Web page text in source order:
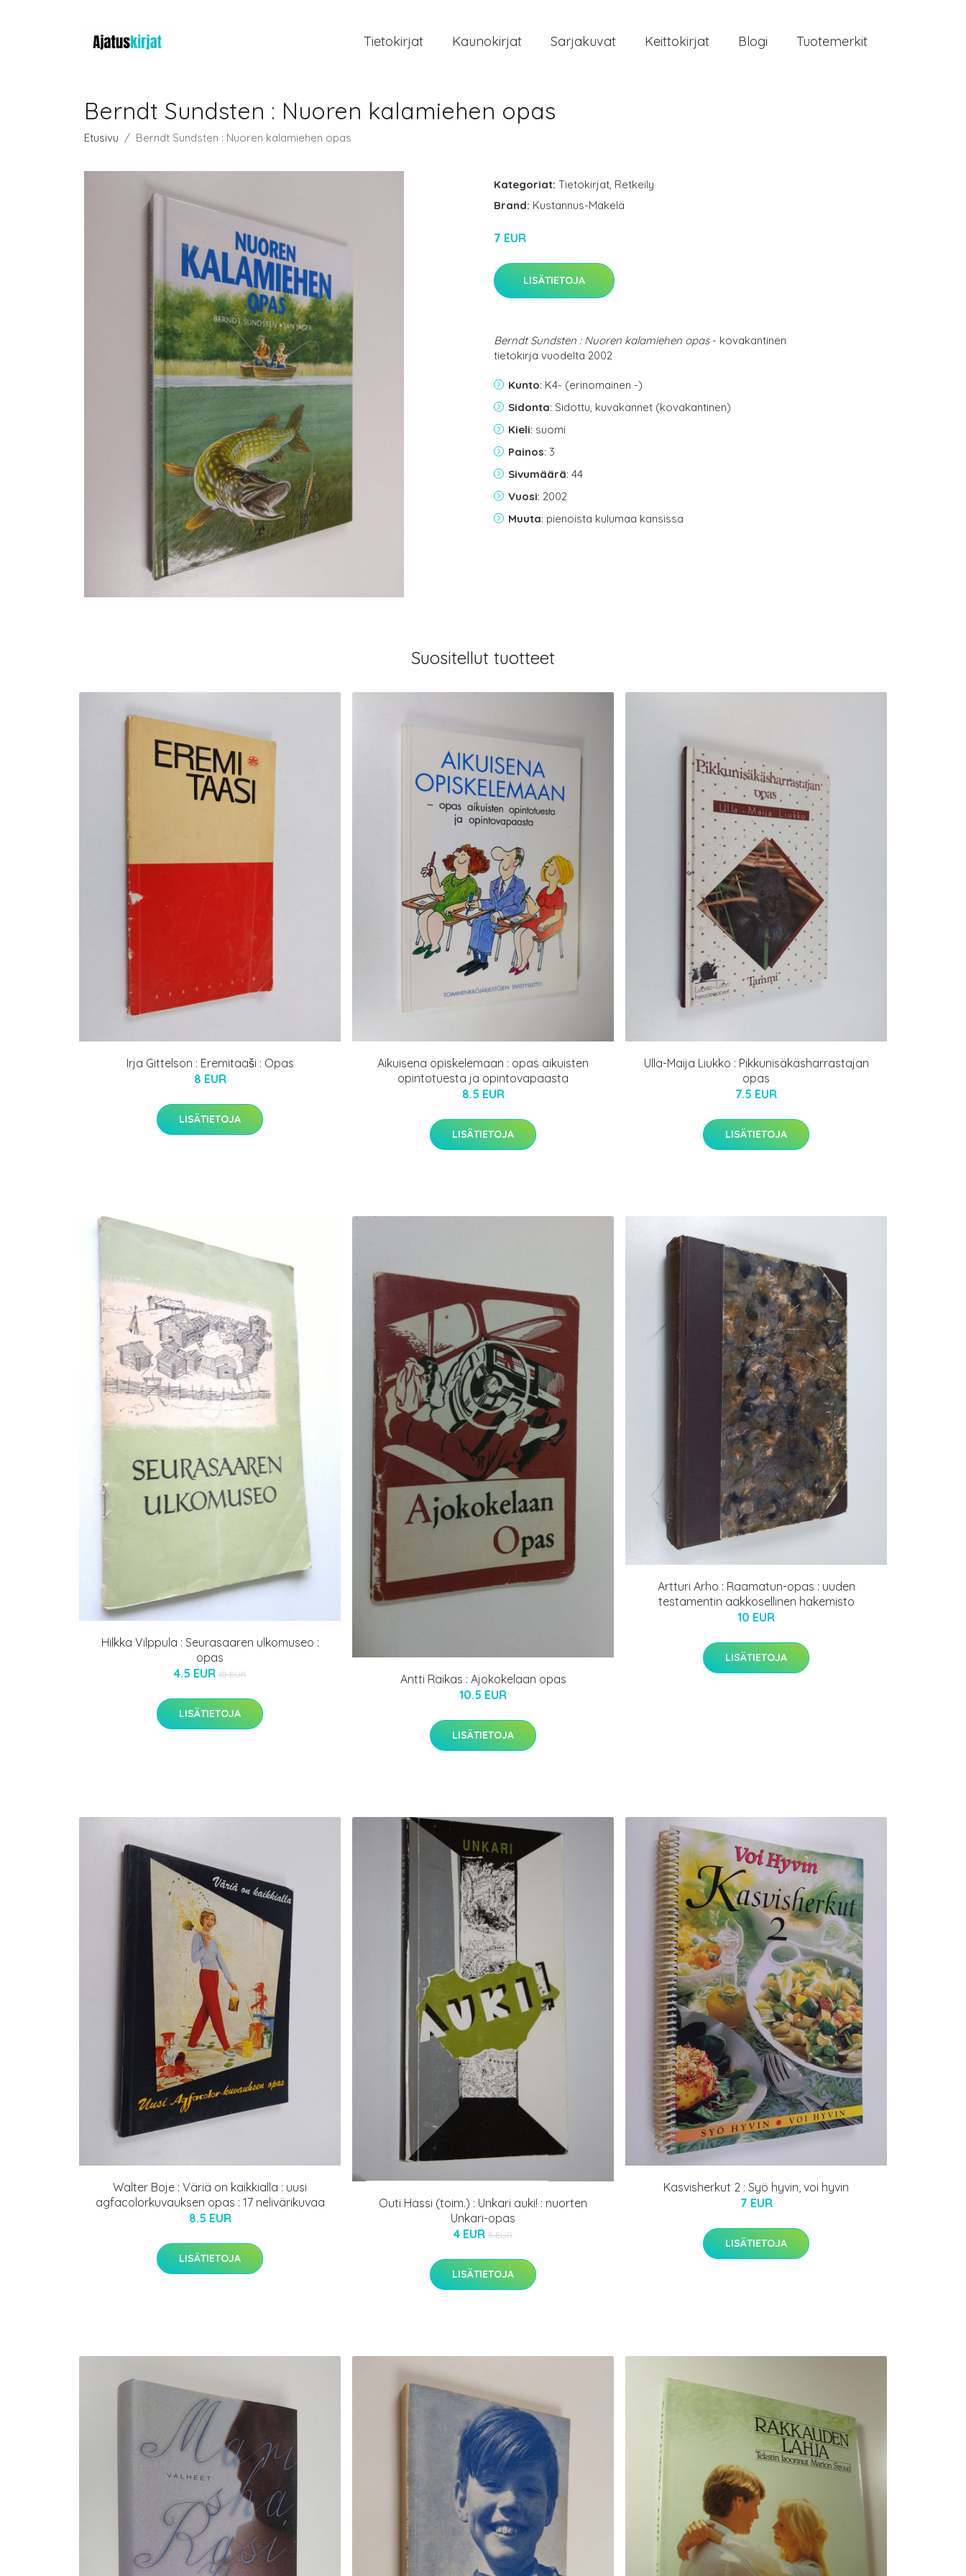
Tietokirjat Kaunokirjat Sarjakuvat Keittokirjat Blogi Tuotemerkit
Berndt Sundsten : Nuoren kalamiehen opas
Etusivu Berndt Sundsten : Nuoren kalamiehen opas
Kategoriat: Tietokirjat, Retkeily
Brand: Kustannus-Mäkelä
7 EUR
LISÄTIETOJA
Berndt Sundsten : Nuoren kalamiehen opas- kovakantinen
tietokirja vuodelta 2002
Kunto: K4- (erinomainen -)
Sidonta: Sidottu, kuvakannet (kovakantinen)
Kieli: suomi
Painos: 3
Sivumäärä: 44
Vuosi: 2002
Muuta: pienoista kulumaa kansissa
Suositellut tuotteet
Irja Gittelson : Eremitaaši : Opas
8 EUR
LISÄTIETOJA
Aikuisena opiskelemaan : opas aikuisten
opintotuesta ja opintovapaasta
8.5 EUR
LISÄTIETOJA
Ulla-Maija Liukko : Pikkunisäkäsharrastajan
opas
7.5 EUR
LISÄTIETOJA
Hilkka Vilppula : Seurasaaren ulkomuseo :
opas
4.5 EUR 10 EUR
LISÄTIETOJA
Antti Raikas : Ajokokelaan opas
10.5 EUR
LISÄTIETOJA
Artturi Arho : Raamatun-opas : uuden
testamentin aakkosellinen hakemisto
10 EUR
LISÄTIETOJA
Walter Boje : Väriä on kaikkialla : uusi
agfacolorkuvauksen opas : 17 nelivärikuvaa
8.5 EUR
LISÄTIETOJA
Outi Hassi (toim.) : Unkari auki! : nuorten
Unkari-opas
4 EUR 5 EUR
LISÄTIETOJA
Kasvisherkut 2 : Syö hyvin, voi hyvin
7 EUR
LISÄTIETOJA